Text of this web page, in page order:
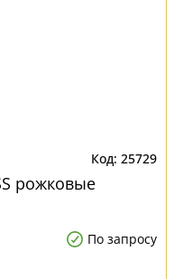
25729
рожковые
По запросу